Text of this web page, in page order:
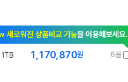
새로워진 상품비교 기능을 이용해보세요.
6몰
1,170,870원